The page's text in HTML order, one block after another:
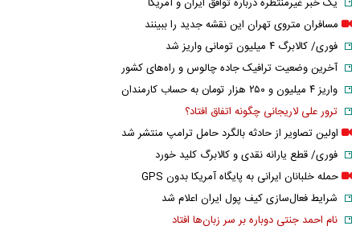
مسافران متروی تهران این نقشه جدید را ببینند
فوری/ کالابرگ ۴ میلیون تومانی واریز شد
آخرین وضعیت ترافیک جاده چالوس و راه‌های کشور
واریز ۴ میلیون و ۲۵۰ هزار تومان به حساب کارمندان
ترور علی لاریجانی چگونه اتفاق افتاد؟
اولین تصاویر از حادثه بالگرد حامل ترامپ منتشر شد
فوری/ قطع یارانه نقدی و کالابرگ کلید خورد
حمله خلبانان ایرانی به پایگاه آمریکا بدون GPS
شرایط فعال‌سازی کیف پول ایران اعلام شد
نام احمد جنتی دوباره بر سر زبان‌ها افتاد